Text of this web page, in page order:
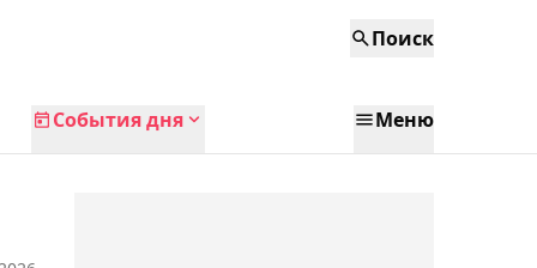
Поиск
События дня Меню